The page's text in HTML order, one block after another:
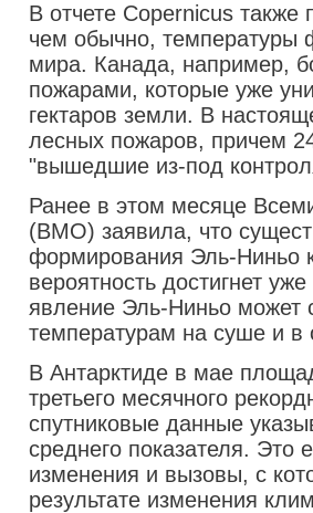
В отчете Copernicus также
чем обычно, температуры
мира. Канада, например,
пожарами, которые уже
гектаров земли. В
лесных пожаров, причем
"вышедшие из-под
Ранее в этом месяце
(ВМО) заявила, что
формирования Эль-Ниньо
вероятность достигнет
явление Эль-Ниньо может
температурам на суше и в
В Антарктиде в мае
третьего месячного
спутниковые данные
среднего показателя. Это
изменения и вызовы, с
результате изменения